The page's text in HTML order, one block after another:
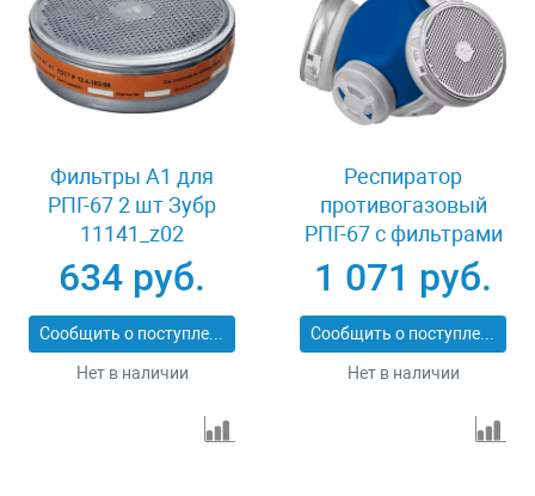
Фильтры А1 для
РПГ-67 2 шт Зубр
11141_z02
634 руб.
Сообщить о поступлении
Нет в наличии
Респиратор
противогазовый
РПГ-67 с фильтрами
В1 Зубр 11145
1 071 руб.
Сообщить о поступлении
Нет в наличии